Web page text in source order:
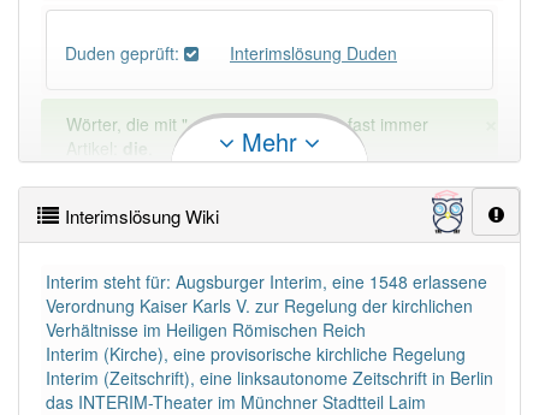
Duden geprüft: Interimslösung Duden
Wörter, die mit "-ung" enden, haben fast immer
Artikel:
die
Ausnahmen
Beispiele
DIE: 11 043
DAS:2Ausnahmen Beispiele
PowerIndex:3
Mehr
Interimslösung Wiki
Interim steht für: Augsburger Interim, eine 1548 erlassene
Verordnung Kaiser Karls V. zur Regelung der kirchlichen
Verhältnisse im Heiligen Römischen Reich
Interim (Kirche), eine provisorische kirchliche Regelung
Interim (Zeitschrift), eine linksautonome Zeitschrift in Berlin
das INTERIM-Theater im Münchner Stadtteil Laim